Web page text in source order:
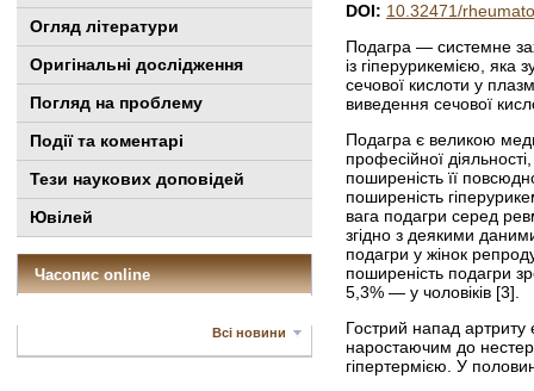
Огляд літератури
Оригінальні дослідження
Погляд на проблему
Події та коментарі
Тези наукових доповідей
Ювілей
Часопис online
Всі новини
DOI: 10.32471/
Подагра — системне
із гіперурикемією,
сечової кислоти у
виведення сечової
Подагра є великою
професійної
поширеність її
поширеність
вага подагри серед
згідно з деякими
подагри у жінок
поширеність подагри
5,3% — у чоловіків [3].
Гострий напад артриту
наростаючим до
гіпертермією. У